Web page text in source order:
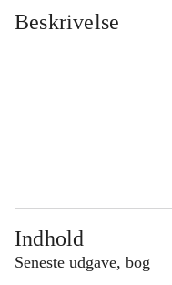
Beskrivelse
Indhold
Seneste udgave, bog